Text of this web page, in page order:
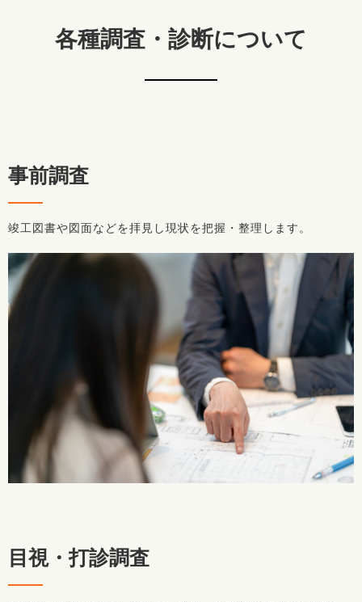
各種調査・診断について
事前調査
竣工図書や図面などを拝見し現状を把握・整理します。
目視・打診調査